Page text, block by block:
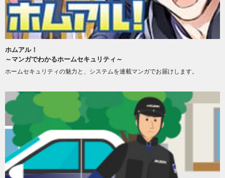
ホムアル！
～マンガでわかるホームセキュリティ～
ホームセキュリティの魅力と、システムを連載マンガでお届けします。